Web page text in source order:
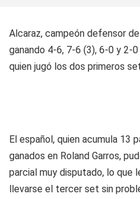
Alcaraz, campeón defensor
ganando 4-6, 7-6 (3), 6-0 y
quien jugó los dos primeros
El español, quien acumula 13
ganados en Roland Garros,
parcial muy disputado, lo que
llevarse el tercer set sin